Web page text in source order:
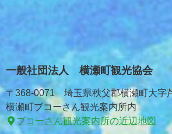
一般社団法人 横瀬町観光協会
〒368-0071 埼玉県秩父郡横瀬町大字
横瀬町ブコーさん観光案内所内
ブコーさん観光案内所の近辺地図